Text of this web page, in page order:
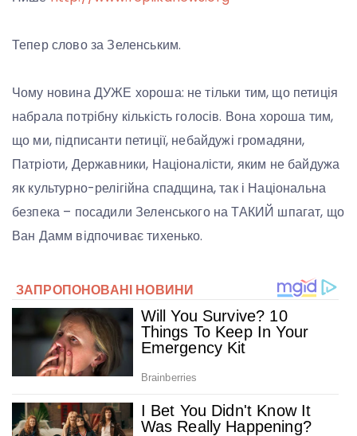
Тепер слово за Зеленським.
Чому новина ДУЖЕ хороша: не тільки тим, що петиція
набрала потрібну кількість голосів. Вона хороша тим,
що ми, підписанти петиції, небайдужі громадяни,
Патріоти, Державники, Націоналісти, яким не байдужа
як культурно-релігійна спадщина, так і Національна
безпека – посадили Зеленського на ТАКИЙ шпагат, що
Ван Дамм відпочиває тихенько.